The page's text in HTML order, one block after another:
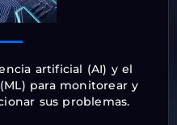
artificial (AI) y el
para monitorear y
sus problemas.